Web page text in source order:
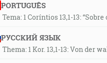
PORTUGUÊS
Tema: 1 Coríntios 13,1-13:
РУССКИЙ ЯЗЫК
Thema: 1 Kor. 13,1-13: Von der